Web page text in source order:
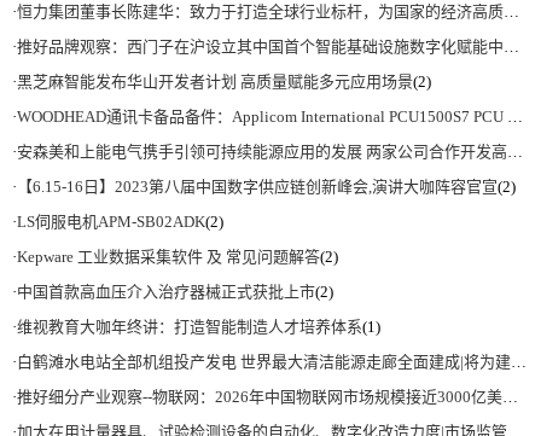
·恒力集团董事长陈建华：致力于打造全球行业标杆，为国家的经济高质量发展贡献更大力量|上海电气集团党委书记、董事长吴磊来访
·推好品牌观察：西门子在沪设立其中国首个智能基础设施数字化赋能中心
·黑芝麻智能发布华山开发者计划 高质量赋能多元应用场景(2)
·WOODHEAD通讯卡备品备件：Applicom International PCU1500S7 PCU 1500 S7 V4.5.0
·安森美和上能电气携手引领可持续能源应用的发展 两家公司合作开发高性能储能和太阳能组串式逆变器方案 以实现可持续的未来
· 【6.15-16日】2023第八届中国数字供应链创新峰会,演讲大咖阵容官宣(2)
·LS伺服电机APM-SB02ADK(2)
·Kepware 工业数据采集软件 及 常见问题解答(2)
·中国首款高血压介入治疗器械正式获批上市(2)
·维视教育大咖年终讲：打造智能制造人才培养体系(1)
·白鹤滩水电站全部机组投产发电 世界最大清洁能源走廊全面建成|将为建设新型能源体系、保障国家能源安全、实现“双碳”目标提供有力支撑
·推好细分产业观察--物联网：2026年中国物联网市场规模接近3000亿美元 智慧工厂、智慧城市、智慧电网等将占60%以上
·加大在用计量器具、试验检测设备的自动化、数字化改造力度|市场监管总局 工业和信息化部 关于促进企业计量能力提升的指导意见